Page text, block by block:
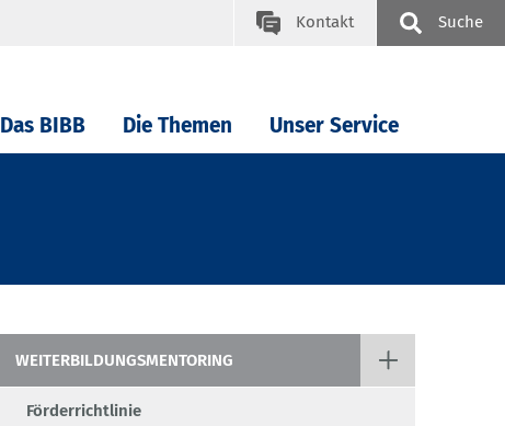
Kontakt Suche
Das BIBB Die Themen Unser Service
WEITERBILDUNGSMENTORING
Förderrichtlinie